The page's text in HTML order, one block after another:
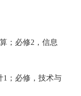
；必修2，信息
1；必修，技术与